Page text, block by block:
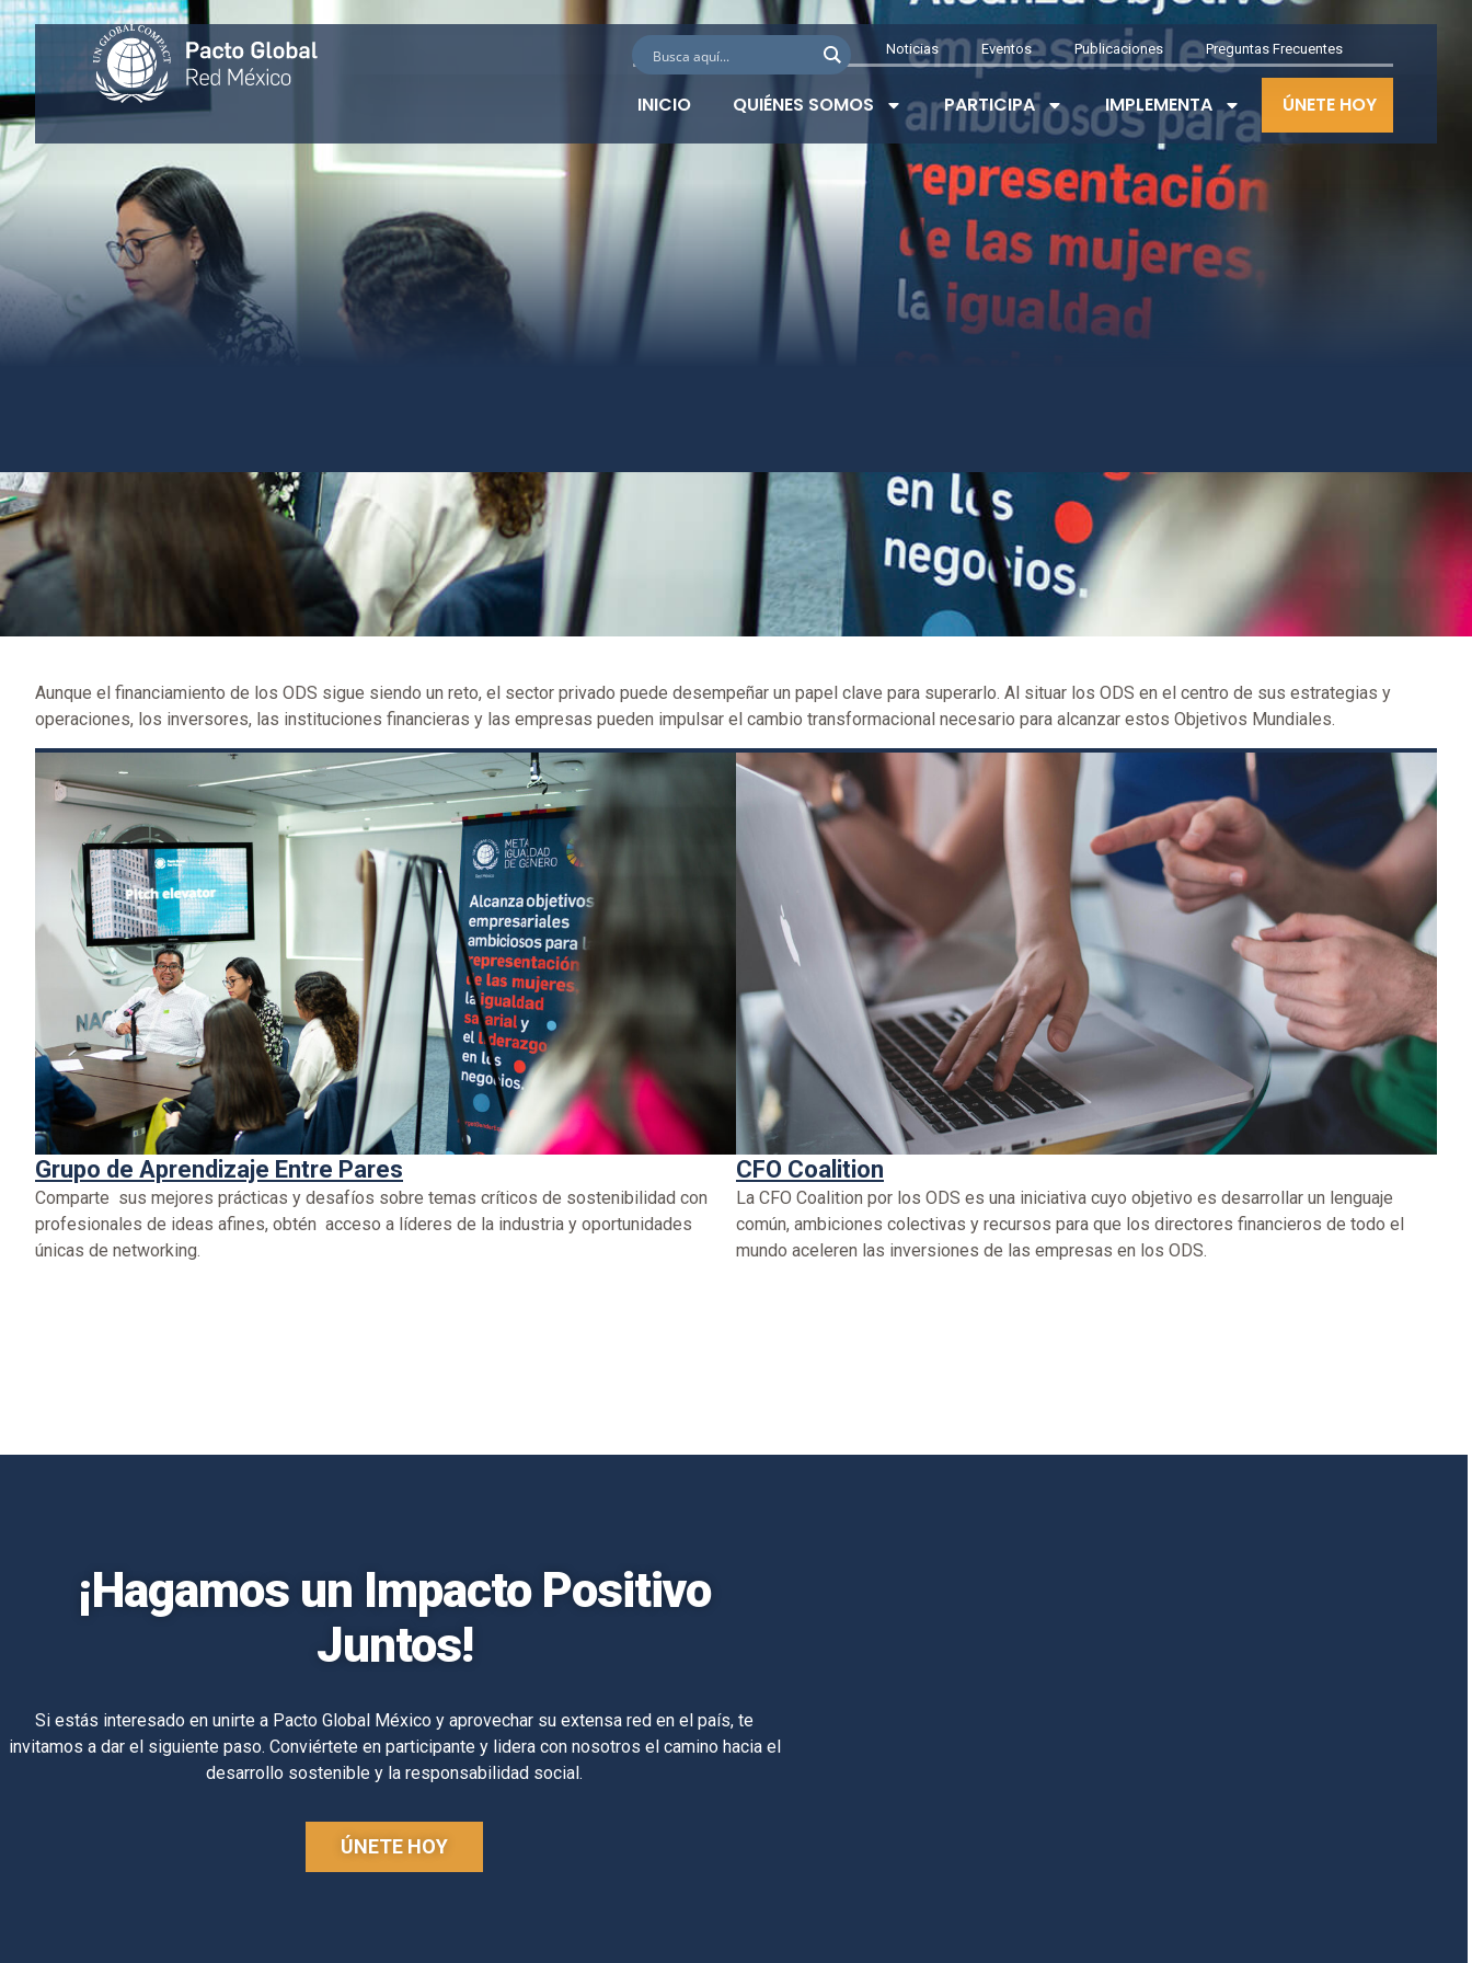
Noticias Eventos Publicaciones Preguntas Frecuentes
INICIO QUIÉNES SOMOS PARTICIPA IMPLEMENTA ÚNETE HOY
Aunque el financiamiento de los ODS sigue siendo un reto, el sector privado puede desempeñar un papel clave para superarlo. Al situar los ODS en el centro de sus estrategias y
operaciones, los inversores, las instituciones financieras y las empresas pueden impulsar el cambio transformacional necesario para alcanzar estos Objetivos Mundiales.
Grupo de Aprendizaje Entre Pares
Comparte sus mejores prácticas y desafíos sobre temas críticos de sostenibilidad con
profesionales de ideas afines, obtén acceso a líderes de la industria y oportunidades
únicas de networking.
CFO Coalition
La CFO Coalition por los ODS es una iniciativa cuyo objetivo es desarrollar un lenguaje
común, ambiciones colectivas y recursos para que los directores financieros de todo el
mundo aceleren las inversiones de las empresas en los ODS.
¡Hagamos un Impacto Positivo
Juntos!
Si estás interesado en unirte a Pacto Global México y aprovechar su extensa red en el país, te
invitamos a dar el siguiente paso. Conviértete en participante y lidera con nosotros el camino hacia el
desarrollo sostenible y la responsabilidad social.
ÚNETE HOY